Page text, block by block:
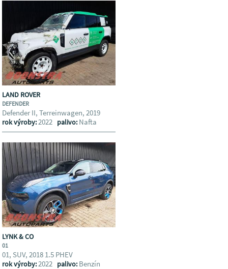
LAND ROVER
DEFENDER
Defender II, Terreinwagen, 2019
rok výroby:2022 palivo: Nafta
LYNK & CO
01
01, SUV, 2018 1.5 PHEV
rok výroby:2022 palivo: Benzín